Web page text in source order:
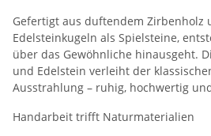
Gefertigt aus duftendem Zirbenholz
Edelsteinkugeln als Spielsteine,
über das Gewöhnliche hinausgeht.
und Edelstein verleiht der
Ausstrahlung – ruhig, hochwertig
Handarbeit trifft Naturmaterialien